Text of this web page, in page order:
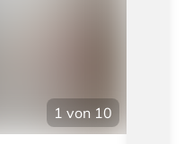
1 von 10